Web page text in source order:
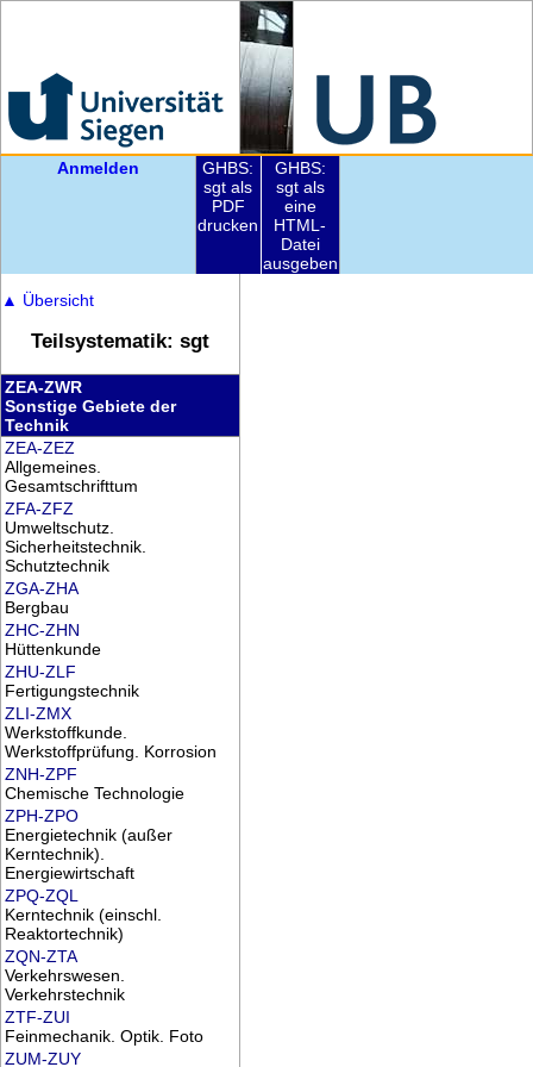
Anmelden
GHBS:
sgt als
PDF
drucken
GHBS:
sgt als
eine
HTML-
Datei
ausgeben
▲ Übersicht
Teilsystematik: sgt
ZEA-ZWR
Sonstige Gebiete der
Technik
ZEA-ZEZ
Allgemeines.
Gesamtschrifttum
ZFA-ZFZ
Umweltschutz.
Sicherheitstechnik.
Schutztechnik
ZGA-ZHA
Bergbau
ZHC-ZHN
Hüttenkunde
ZHU-ZLF
Fertigungstechnik
ZLI-ZMX
Werkstoffkunde.
Werkstoffprüfung. Korrosion
ZNH-ZPF
Chemische Technologie
ZPH-ZPO
Energietechnik (außer
Kerntechnik).
Energiewirtschaft
ZPQ-ZQL
Kerntechnik (einschl.
Reaktortechnik)
ZQN-ZTA
Verkehrswesen.
Verkehrstechnik
ZTF-ZUI
Feinmechanik. Optik. Foto
ZUM-ZUY